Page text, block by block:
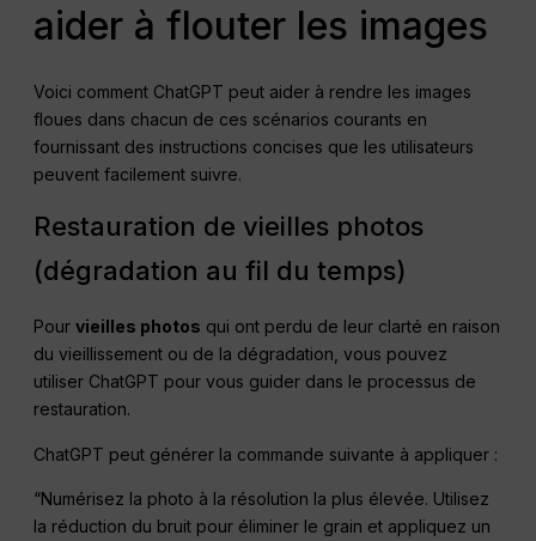
aider à flouter les images
Voici comment ChatGPT peut aider à rendre les images
floues dans chacun de ces scénarios courants en
fournissant des instructions concises que les utilisateurs
peuvent facilement suivre.
Restauration de vieilles photos
(dégradation au fil du temps)
Pourvieilles photos qui ont perdu de leur clarté en raison
du vieillissement ou de la dégradation, vous pouvez
utiliser ChatGPT pour vous guider dans le processus de
restauration.
ChatGPT peut générer la commande suivante à appliquer :
“Numérisez la photo à la résolution la plus élevée. Utilisez
la réduction du bruit pour éliminer le grain et appliquez un